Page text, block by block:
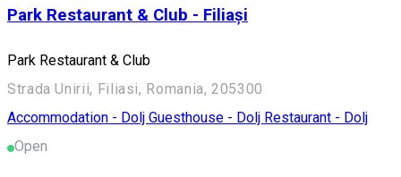
Park Restaurant & Club - Filiași
Park Restaurant & Club
Strada Unirii, Filiasi, Romania, 205300
Accommodation - Dolj Guesthouse - Dolj Restaurant - Dolj
Open